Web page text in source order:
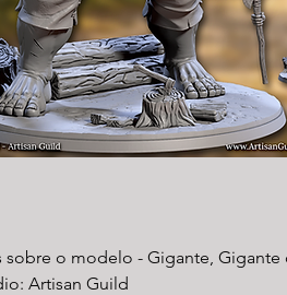
sobre o modelo - Gigante, Gigante
Artisan Guild